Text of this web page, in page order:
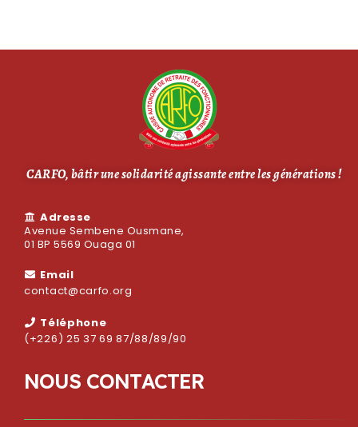
CARFO, bâtir une solidarité agissante entre les générations !
Adresse
Avenue Sembene Ousmane,
01 BP 5569 Ouaga 01
Email
contact@carfo.org
Téléphone
(+226) 25 37 69 87/88/89/90
NOUS CONTACTER